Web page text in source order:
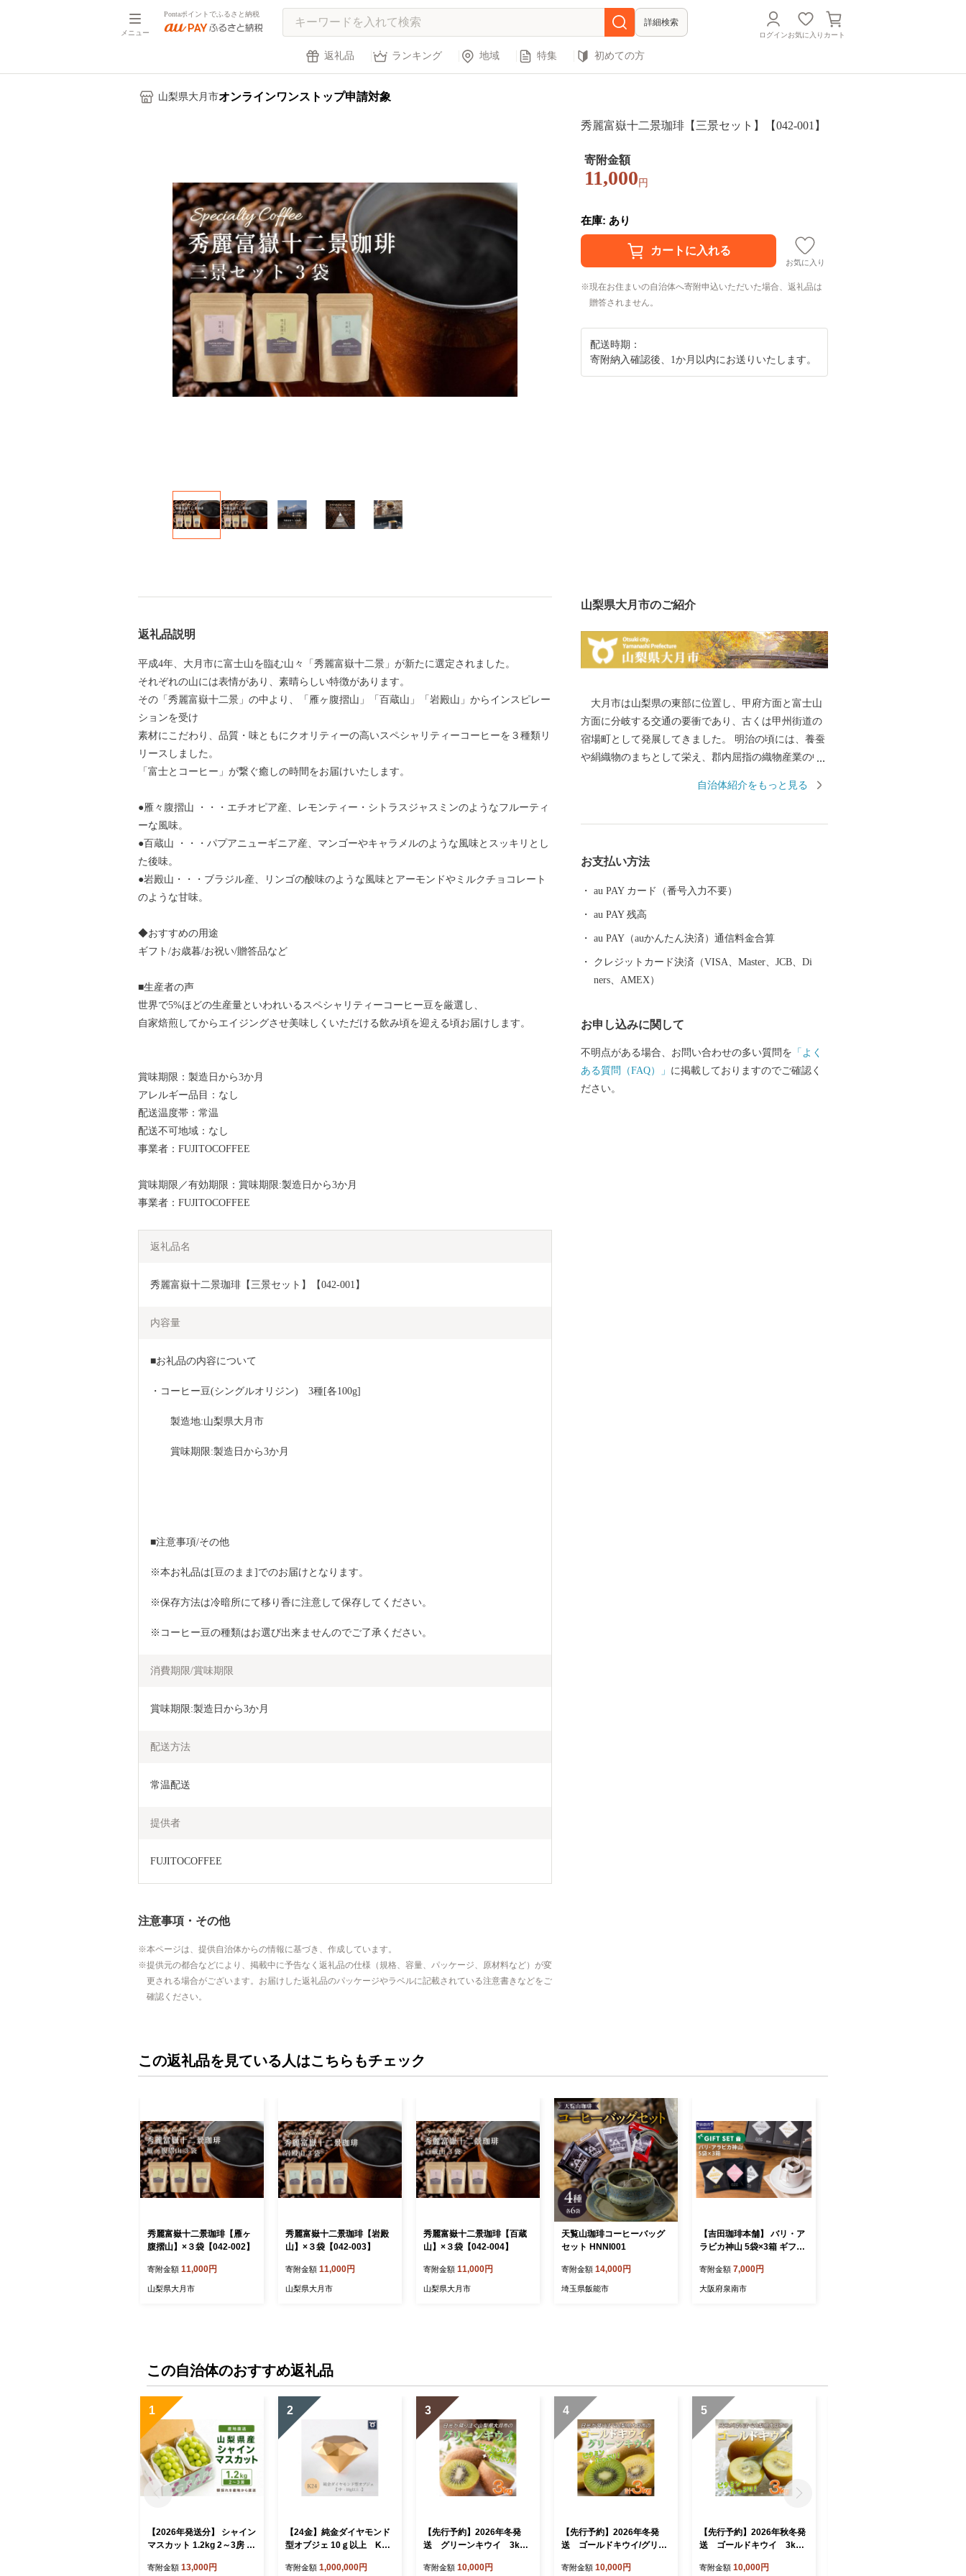
メニュー
Pontaポイントでふるさと納税
詳細検索
ログインお気に入り カート
返礼品 ランキング 地域 特集 初めての方
山梨県大月市オンラインワンストップ申請対象
秀麗富嶽十二景珈琲【三景セット】【042-001】
寄附金額
11,000 円
在庫: あり
お気に入り
現在お住まいの自治体へ寄附申込いただいた場合、返礼品は
贈答されません。
配送時期：
寄附納入確認後、1か月以内にお送りいたします。
返礼品説明
平成4年、大月市に富士山を臨む山々「秀麗富嶽十二景」が新たに選定されました。
それぞれの山には表情があり、素晴らしい特徴があります。
その「秀麗富嶽十二景」の中より、「雁ヶ腹摺山」「百蔵山」「岩殿山」からインスピレー
ションを受け
素材にこだわり、品質・味ともにクオリティーの高いスペシャリティーコーヒーを３種類リ
リースしました。
「富士とコーヒー」が繋ぐ癒しの時間をお届けいたします。
●雁々腹摺山 ・・・エチオピア産、レモンティー・シトラスジャスミンのようなフルーティ
ーな風味。
●百蔵山 ・・・パプアニューギニア産、マンゴーやキャラメルのような風味とスッキリとし
た後味。
●岩殿山・・・ブラジル産、リンゴの酸味のような風味とアーモンドやミルクチョコレート
のような甘味。
◆おすすめの用途
ギフト/お歳暮/お祝い/贈答品など
■生産者の声
世界で5%ほどの生産量といわれいるスペシャリティーコーヒー豆を厳選し、
自家焙煎してからエイジングさせ美味しくいただける飲み頃を迎える頃お届けします。
賞味期限：製造日から3か月
アレルギー品目：なし
配送温度帯：常温
配送不可地域：なし
事業者：FUJITOCOFFEE
賞味期限／有効期限：賞味期限:製造日から3か月
事業者：FUJITOCOFFEE
返礼品名
秀麗富嶽十二景珈琲【三景セット】【042-001】
内容量
■お礼品の内容について
・コーヒー豆(シングルオリジン)　3種[各100g]
製造地:山梨県大月市
賞味期限:製造日から3か月
■注意事項/その他
※本お礼品は[豆のまま]でのお届けとなります。
※保存方法は冷暗所にて移り香に注意して保存してください。
※コーヒー豆の種類はお選び出来ませんのでご了承ください。
消費期限/賞味期限
賞味期限:製造日から3か月
配送方法
常温配送
提供者
FUJITOCOFFEE
注意事項・その他
本ページは、提供自治体からの情報に基づき、作成しています。
提供元の都合などにより、掲載中に予告なく返礼品の仕様（規格、容量、パッケージ、原材料など）が変
更される場合がございます。お届けした返礼品のパッケージやラベルに記載されている注意書きなどをご
確認ください。
山梨県大月市のご紹介
大月市は山梨県の東部に位置し、甲府方面と富士山
方面に分岐する交通の要衝であり、古くは甲州街道の
宿場町として発展してきました。 明治の頃には、養蚕
や絹織物のまちとして栄え、郡内屈指の織物産業の中
産業として運営を続けております。 また、日本三奇橋
芸能が受け継がれ、先人からの歴史・文化が今も息づ
「富士の眺めが日本一美しい街」と言われるほど絶景
であり、豊かな自然を生かした様々なアクティビティ
自治体紹介をもっと見る
お支払い方法
au PAY カード（番号入力不要）
au PAY 残高
au PAY（auかんたん決済）通信料金合算
クレジットカード決済（VISA、Master、JCB、Di
ners、AMEX）
お申し込みに関して
不明点がある場合、お問い合わせの多い質問を 「よく
ある質問（FAQ）」 に掲載しておりますのでご確認く
ださい。
この返礼品を見ている人はこちらもチェック
秀麗富嶽十二景珈琲【雁ヶ
腹摺山】×３袋【042-002】
寄附金額 11,000円
山梨県大月市
秀麗富嶽十二景珈琲【岩殿
山】×３袋【042-003】
寄附金額 11,000円
山梨県大月市
秀麗富嶽十二景珈琲【百蔵
山】×３袋【042-004】
寄附金額 11,000円
山梨県大月市
天覧山珈琲コーヒーバッグ
セット HNNI001
寄附金額 14,000円
埼玉県飯能市
【吉田珈琲本舗】 バリ・ア
ラビカ神山 5袋×3箱 ギフト
寄附金額 7,000円
大阪府泉南市
この自治体のおすすめ返礼品
1
【2026年発送分】 シャイン
マスカット 1.2kg 2～3房 お
送 フルーツ ブドウ 果物 ぶ
寄附金額 13,000円
2
【24金】純金ダイヤモンド
型オブジェ 10ｇ以上 K24
山吹色 金色 ゴールド g
寄附金額 1,000,000円
3
【先行予約】2026年冬発
送 グリーンキウイ 3kg
寄附金額 10,000円
4
【先行予約】2026年冬発
送 ゴールドキウイ/グリー
7～30個
寄附金額 10,000円
5
【先行予約】2026年秋冬発
送 ゴールドキウイ 3kg
寄附金額 10,000円